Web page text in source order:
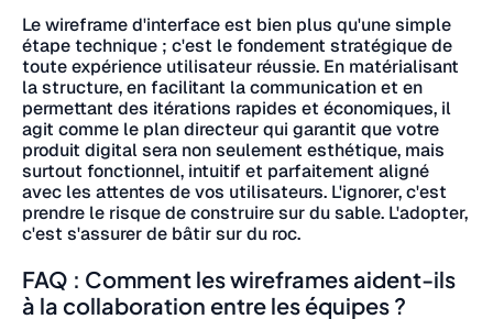
Le wireframe d'interface est bien plus qu'une simple
étape technique ; c'est le fondement stratégique de
toute expérience utilisateur réussie. En matérialisant
la structure, en facilitant la communication et en
permettant des itérations rapides et économiques, il
agit comme le plan directeur qui garantit que votre
produit digital sera non seulement esthétique, mais
surtout fonctionnel, intuitif et parfaitement aligné
avec les attentes de vos utilisateurs. L'ignorer, c'est
prendre le risque de construire sur du sable. L'adopter,
c'est s'assurer de bâtir sur du roc.
FAQ : Comment les wireframes aident-ils
à la collaboration entre les équipes ?